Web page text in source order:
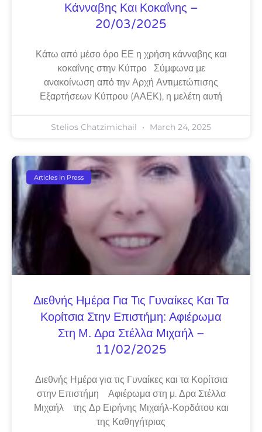
Κάνναβης Και Κοκαΐνης –
20/03/2025
Κάτω από μέσο όρο ΕΕ η χρήση κάνναβης και
κοκαΐνης στην Κύπρο Σύμφωνα με
ανακοίνωση από την Αρχή Αντιμετώπισης
Εξαρτήσεων Κύπρου (ΑΑΕΚ), η μελέτη αυτή
Stelios Chatzimichail March 24, 2025
Articles In Press
Διεθνής Ημέρα Για Τις Γυναίκες Και Τα
Κορίτσια Στην Επιστήμη: Αφιέρωμα
Στη Μ. Δρα Στέλλα Μιχαήλ –
11/02/2025
Διεθνής Ημέρα για τις Γυναίκες και τα Κορίτσια
στην Επιστήμη Αφιέρωμα στη μ. Δρα Στέλλα
Μιχαήλ της Δρ Ειρήνης Μιχαήλ-Κορδάτου και
της Καθηγήτριας